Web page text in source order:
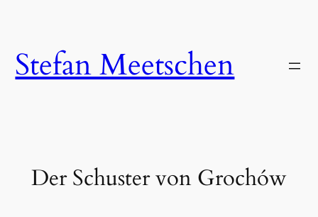
springen
Stefan Meetschen
Der Schuster von Grochów